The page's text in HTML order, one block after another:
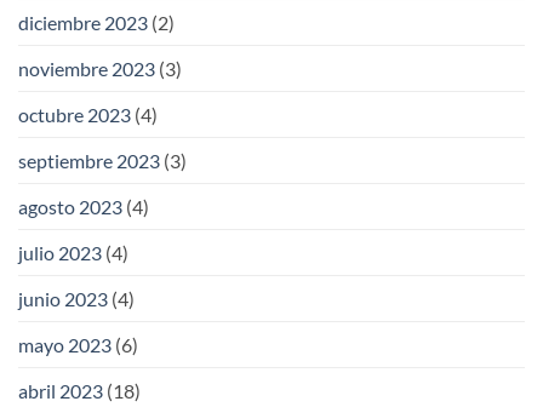
diciembre 2023 (2)
noviembre 2023 (3)
octubre 2023 (4)
septiembre 2023 (3)
agosto 2023 (4)
julio 2023 (4)
junio 2023 (4)
mayo 2023 (6)
abril 2023 (18)